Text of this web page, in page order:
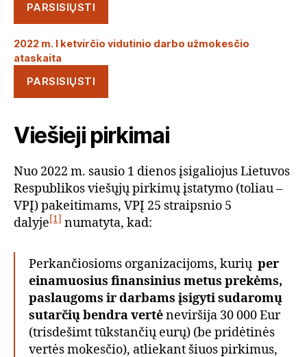
PARSISIŲSTI
2022 m. I ketvirčio vidutinio darbo užmokesčio
ataskaita
PARSISIŲSTI
Viešieji pirkimai
Nuo 2022 m. sausio 1 dienos įsigaliojus Lietuvos
Respublikos viešųjų pirkimų įstatymo (toliau –
VPĮ) pakeitimams, VPĮ 25 straipsnio 5
dalyje[1] numatyta, kad:
Perkančiosioms organizacijoms, kurių per
einamuosius finansinius metus prekėms,
paslaugoms ir darbams įsigyti sudaromų
sutarčių bendra vertėneviršija 30 000 Eur
(trisdešimt tūkstančių eurų) (be pridėtinės
vertės mokesčio), atliekant šiuos pirkimus,